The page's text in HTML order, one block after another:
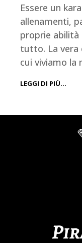
Essere un
allenamenti,
proprie abilità
tutto. La vera
cui viviamo la
LEGGI DI PIÙ…